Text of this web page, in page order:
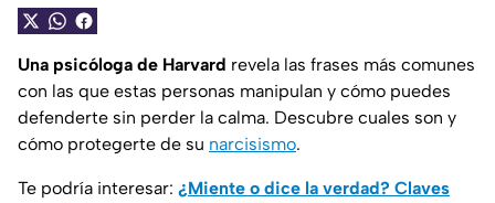
Una psicóloga de Harvard revela las frases más comunes
con las que estas personas manipulan y cómo puedes
defenderte sin perder la calma. Descubre cuales son y
cómo protegerte de su narcisismo.
Te podría interesar: ¿Miente o dice la verdad? Claves